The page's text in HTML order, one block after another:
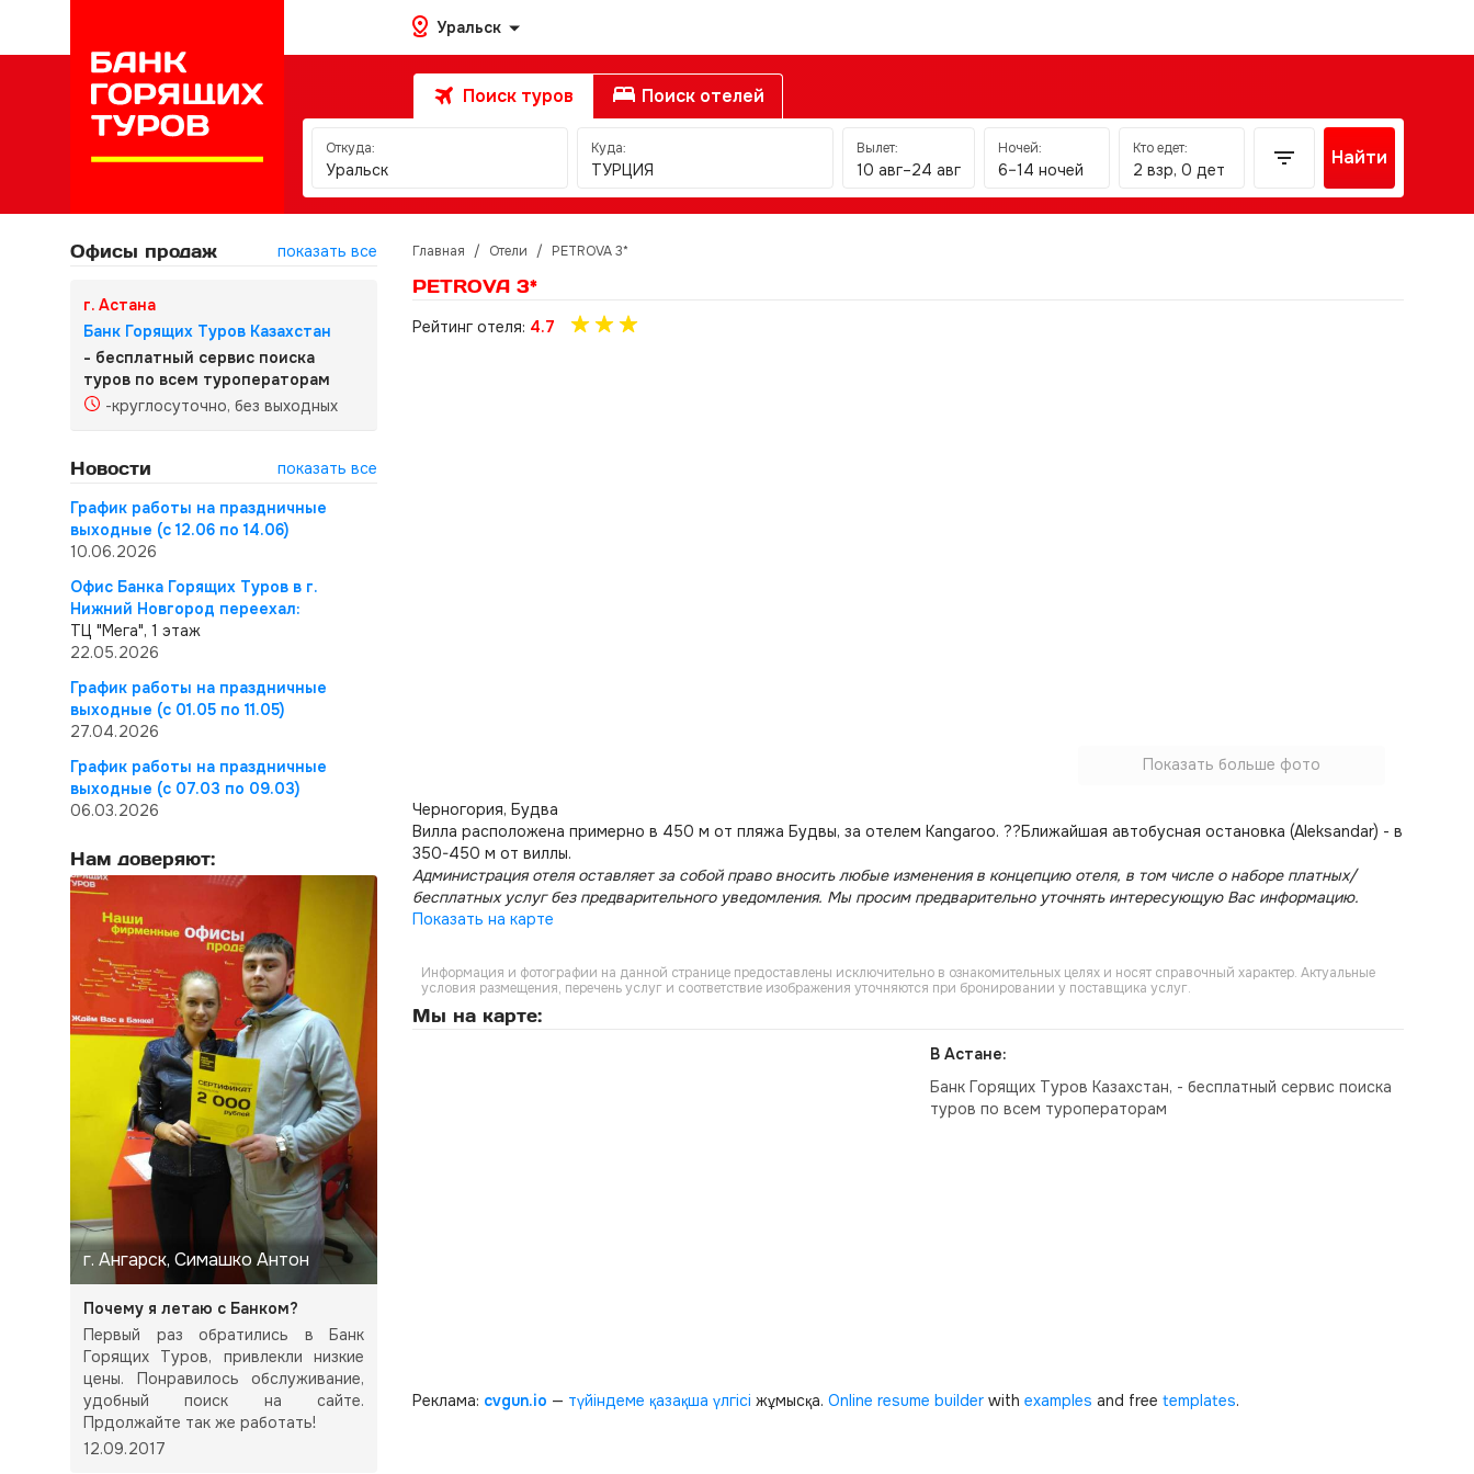
Уральск
Поиск туров Поиск отелей
Откуда:
Уральск
Куда:
ТУРЦИЯ
Вылет:
10 авг–24 авг
Ночей:
6–14 ночей
Кто едет:
2 взр, 0 дет
Найти
Офисы продаж показать все
г. Астана
Банк Горящих Туров Казахстан
- бесплатный сервис поиска
туров по всем туроператорам
-круглосуточно, без выходных
Новости
показать все
График работы на праздничные
выходные (с 12.06 по 14.06)
10.06.2026
Офис Банка Горящих Туров в г.
Нижний Новгород переехал:
ТЦ "Мега", 1 этаж
22.05.2026
График работы на праздничные
выходные (с 01.05 по 11.05)
27.04.2026
График работы на праздничные
выходные (с 07.03 по 09.03)
06.03.2026
Нам доверяют:
г. Ангарск, Симашко Антон
Почему я летаю с Банком?
Первый раз обратились в Банк
Горящих Туров, привлекли низкие
цены. Понравилось обслуживание,
удобный поиск на сайте.
Прдолжайте так же работать!
12.09.2017
Главная / Отели / PETROVA 3*
PETROVA 3*
Рейтинг отеля: 4.7
Показать больше фото
Черногория, Будва
Вилла расположена примерно в 450 м от пляжа Будвы, за отелем Kangaroo. ??Ближайшая автобусная остановка (Aleksandar) - в
350-450 м от виллы.
Администрация отеля оставляет за собой право вносить любые изменения в концепцию отеля, в том числе о наборе платных/
бесплатных услуг без предварительного уведомления. Мы просим предварительно уточнять интересующую Вас информацию.
Показать на карте
Информация и фотографии на данной странице предоставлены исключительно в ознакомительных целях и носят справочный характер. Актуальные
условия размещения, перечень услуг и соответствие изображения уточняются при бронировании у поставщика услуг.
Мы на карте:
В Астане:
Банк Горящих Туров Казахстан, - бесплатный сервис поиска
туров по всем туроператорам
Реклама: cvgun.io — түйіндеме қазақша үлгісі жұмысқа. Online resume builder with examples and free templates.